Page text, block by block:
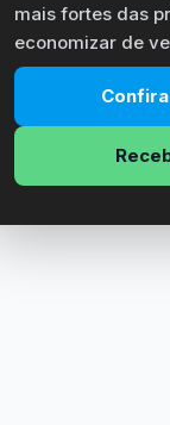
mais fortes das
economizar de